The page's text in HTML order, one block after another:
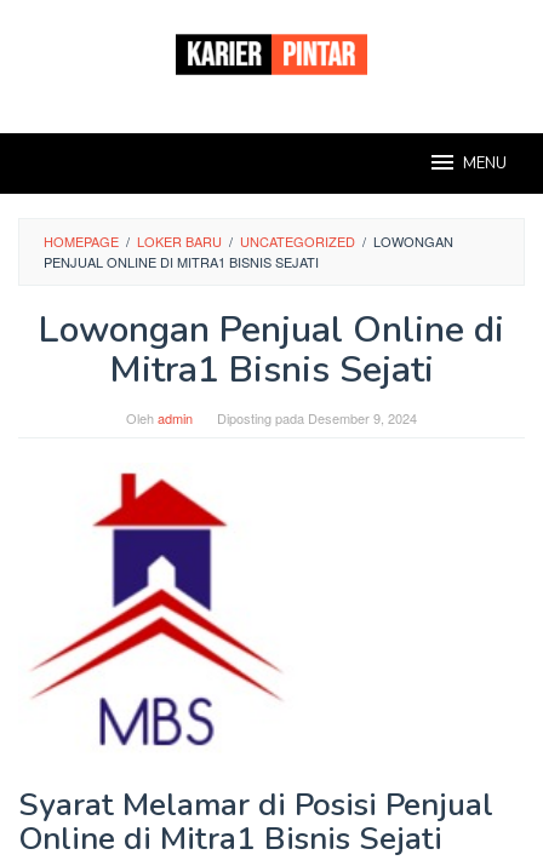
MENU
HOMEPAGE / LOKER BARU / UNCATEGORIZED / LOWONGAN
PENJUAL ONLINE DI MITRA1 BISNIS SEJATI
Lowongan Penjual Online di
Mitra1 Bisnis Sejati
Olehadmin Diposting pada Desember 9, 2024
Syarat Melamar di Posisi Penjual
Online di Mitra1 Bisnis Sejati